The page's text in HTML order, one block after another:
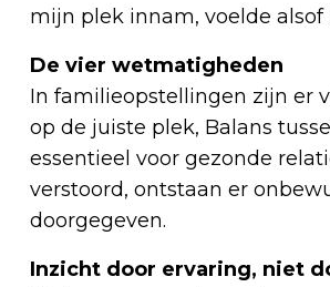
mijn plek innam, voelde
De vier wetmatigheden
In familieopstellingen zijn er
op de juiste plek, Balans
essentieel voor gezonde
verstoord, ontstaan er
doorgegeven.
Inzicht door ervaring, niet